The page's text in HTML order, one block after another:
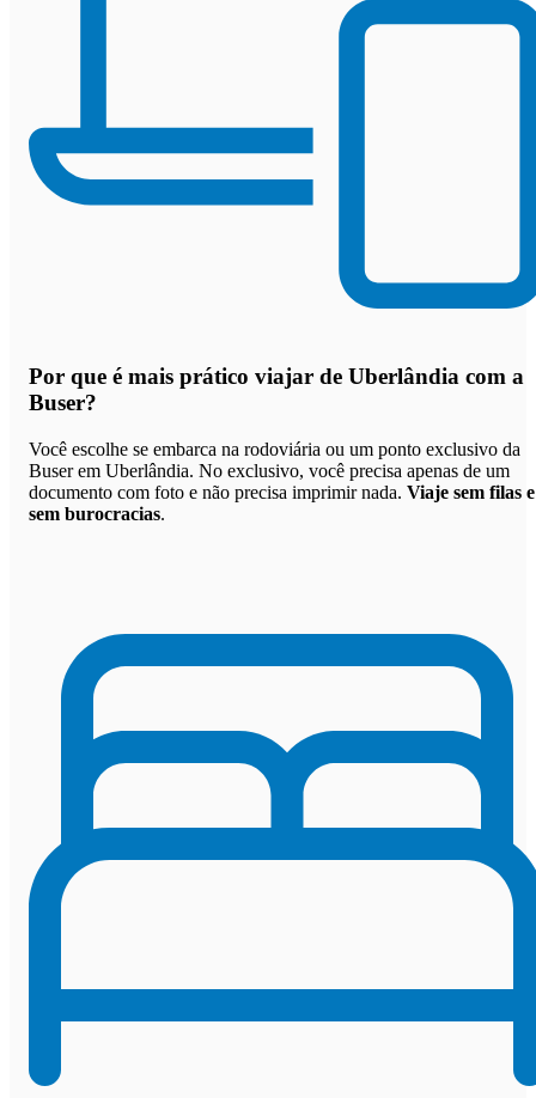
Por que é mais prático viajar de Uberlândia com a
Buser?
Você escolhe se embarca na rodoviária ou um ponto exclusivo da
Buser em Uberlândia. No exclusivo, você precisa apenas de um
documento com foto e não precisa imprimir nada. Viaje sem filas e
sem burocracias.